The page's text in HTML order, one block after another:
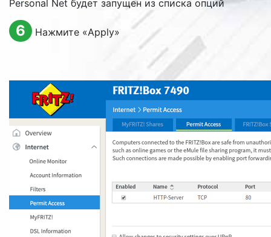
Personal Net будет запущен из списка опций
6 Нажмите «Apply»